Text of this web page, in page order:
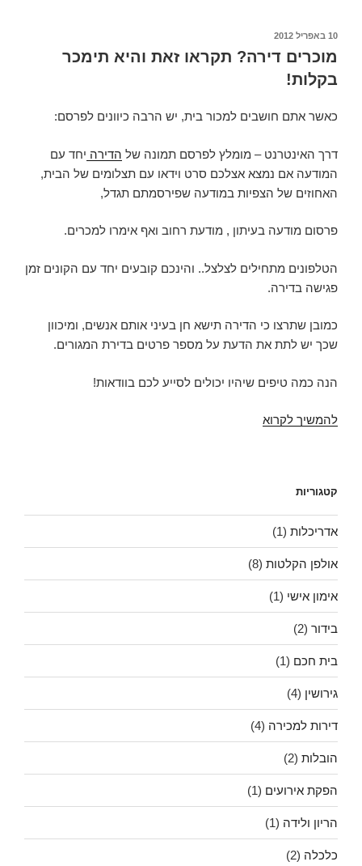
פורסם
10 באפריל 2012
מוכרים דירה? תקראו זאת והיא תימכר
בקלות!
כאשר אתם חושבים למכור בית, יש הרבה כיוונים לפרסם:
דרך האינטרנט – מומלץ לפרסם תמונה של הדירה יחד עם
המודעה אם נמצא אצלכם סרט וידאו עם תצלומים של הבית,
האחוזים של הצפיות במודעה שפירסמתם תגדל,
פרסום מודעה בעיתון , מודעת רחוב ואף אימרו למכרים.
הטלפונים מתחילים לצלצל.. והינכם קובעים יחד עם הקונים זמן
פגישה בדירה.
כמובן שתרצו כי הדירה תישא חן בעיני אותם אנשים, ומיכוון
שכך יש לתת את הדעת על מספר פרטים בדירת המגורים.
הנה כמה טיפים שיהיו יכולים לסייע לכם בוודאות!
להמשיך לקרוא
תימכר
קטגוריות
אדריכלות (1)
אולפן הקלטות (8)
אימון אישי (1)
בידור (2)
בית חכם (1)
גירושין (4)
דירות למכירה (4)
הובלות (2)
הפקת אירועים (1)
הריון ולידה (1)
כלכלה (2)